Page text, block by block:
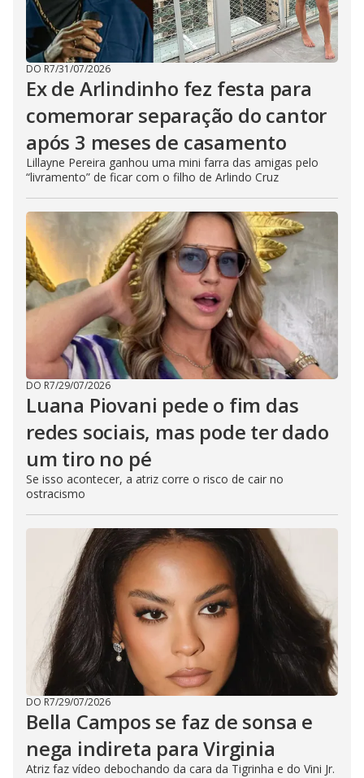
DO R7/31/07/2026
Ex de Arlindinho fez festa para
comemorar separação do cantor
após 3 meses de casamento
Lillayne Pereira ganhou uma mini farra das amigas pelo
“livramento” de ficar com o filho de Arlindo Cruz
DO R7/29/07/2026
Luana Piovani pede o fim das
redes sociais, mas pode ter dado
um tiro no pé
Se isso acontecer, a atriz corre o risco de cair no
ostracismo
DO R7/29/07/2026
Bella Campos se faz de sonsa e
nega indireta para Virginia
Atriz faz vídeo debochando da cara da Tigrinha e do Vini Jr.